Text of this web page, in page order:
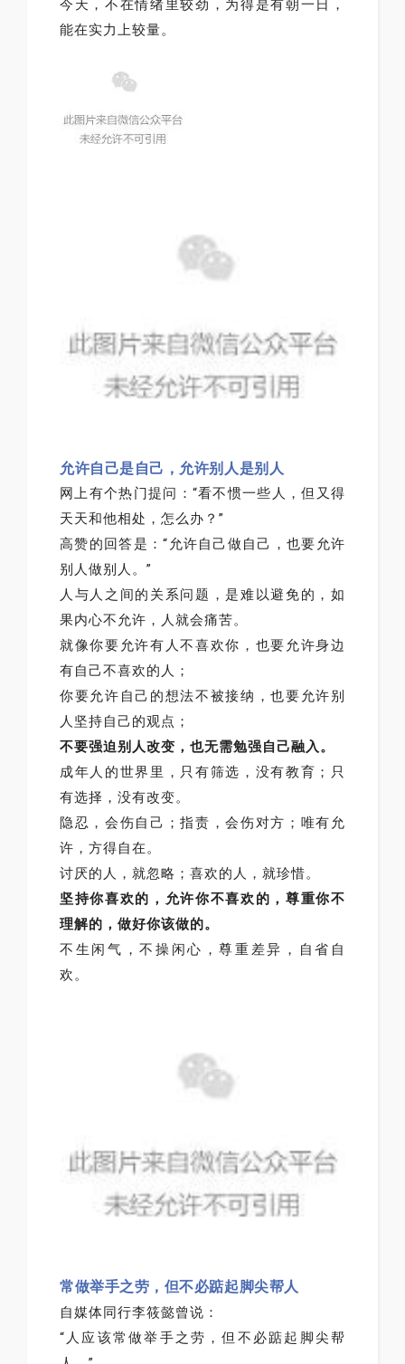
今天，不在情绪里较劲，为得是有朝一日，
能在实力上较量。
允许自己是自己，允许别人是别人
网上有个热门提问：“看不惯一些人，但又得
天天和他相处，怎么办？”
高赞的回答是：“允许自己做自己，也要允许
别人做别人。”
人与人之间的关系问题，是难以避免的，如
果内心不允许，人就会痛苦。
就像你要允许有人不喜欢你，也要允许身边
有自己不喜欢的人；
你要允许自己的想法不被接纳，也要允许别
人坚持自己的观点；
不要强迫别人改变，也无需勉强自己融入。
成年人的世界里，只有筛选，没有教育；只
有选择，没有改变。
隐忍，会伤自己；指责，会伤对方；唯有允
许，方得自在。
讨厌的人，就忽略；喜欢的人，就珍惜。
坚持你喜欢的，允许你不喜欢的，尊重你不
理解的，做好你该做的。
不生闲气，不操闲心，尊重差异，自省自
欢。
常做举手之劳，但不必踮起脚尖帮人
自媒体同行李筱懿曾说：
“人应该常做举手之劳，但不必踮起脚尖帮